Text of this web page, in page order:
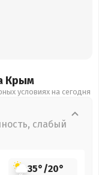
Крым
условиях на сегодня
слабый
35°/20°